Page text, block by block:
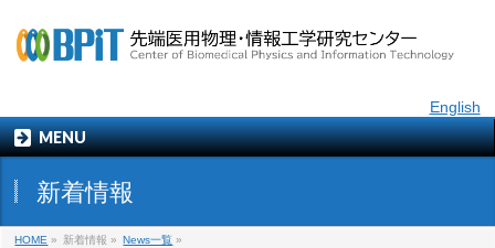
English
MENU
新着情報
HOME » 新着情報 » News一覧 »